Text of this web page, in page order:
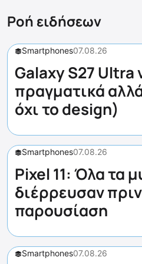
Ροή ειδήσεων
Smartphones07.08.26
Galaxy S27 Ultra
πραγματικά
όχι το design)
Smartphones07.08.26
Pixel 11: Όλα τα
διέρρευσαν
παρουσίαση
Smartphones07.08.26